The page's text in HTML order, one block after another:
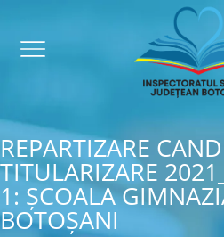
REPARTIZARE
TITULARIZARE
1: ȘCOALA
BOTOȘANI